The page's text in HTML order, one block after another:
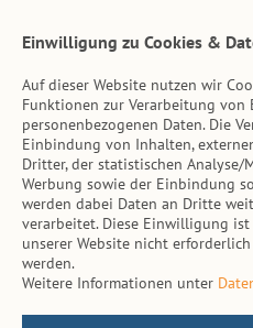
Inhalt
Tierarzt-Suche
Hinweise
AGB
Impressum
Datenschutz
Kontakt
Einwilligung zu Cookies &
Auf dieser Website nutzen wir
Funktionen zur Verarbeitung
personenbezogenen Daten. Die
Einbindung von Inhalten,
Dritter, der statistischen Analyse/
Werbung sowie der Einbindung
werden dabei Daten an Dritte
verarbeitet. Diese Einwilligung
unserer Website nicht
werden.
Weitere Informationen unter